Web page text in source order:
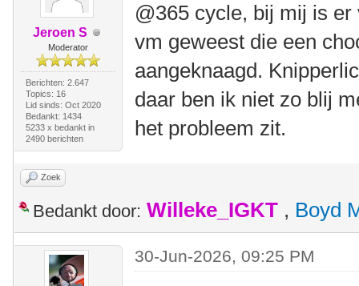
Jeroen S
Moderator
Berichten: 2.647
Topics: 16
Lid sinds: Oct 2020
Bedankt: 1434
5233 x bedankt in
2490 berichten
@365 cycle, bij mij is
vm geweest die een
aangeknaagd.
daar ben ik niet zo blij
het probleem zit.
Zoek
Bedankt door: Willeke_IGKT , Boyd
30-Jun-2026, 09:25 PM